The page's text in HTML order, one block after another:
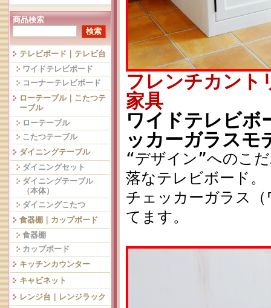
商品検索
テレビボード｜テレビ台
ワイドテレビボード
コーナーテレビボード
ローテーブル｜こたつテ
ーブル
ローテーブル
こたつテーブル
ダイニングテーブル
ダイニングセット
ダイニングテーブル
（本体）
ダイニングこたつ
食器棚｜カップボード
食器棚
カップボード
キッチンカウンター
キャビネット
レンジ台｜レンジラック
フレンチカント
家具
ワイドテレビ
ッカーガラスモ
“デザイン”へのこ
落なテレビボード。
チェッカーガラス
てます。